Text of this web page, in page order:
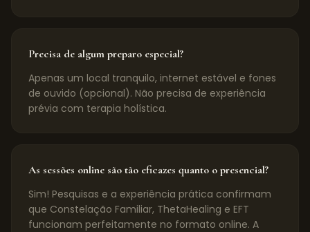
Precisa de algum preparo especial?
Apenas um local tranquilo, internet estável e fones
de ouvido (opcional). Não precisa de experiência
prévia com terapia holística.
As sessões online são tão eficazes quanto o presencial?
Sim! Pesquisas e a experiência prática confirmam
que Constelação Familiar, ThetaHealing e EFT
funcionam perfeitamente no formato online. A